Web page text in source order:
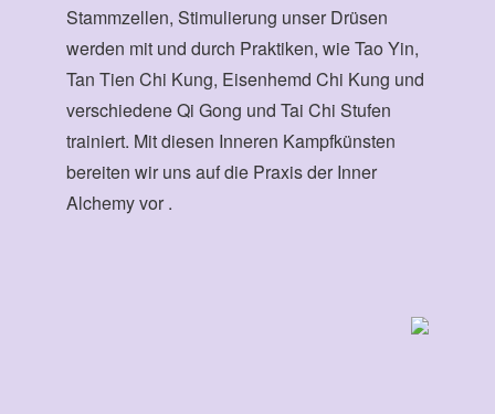
Stammzellen, Stimulierung unser Drüsen
werden mit und durch Praktiken, wie Tao Yin,
Tan Tien Chi Kung, Eisenhemd Chi Kung und
verschiedene Qi Gong und Tai Chi Stufen
trainiert. Mit diesen Inneren Kampfkünsten
bereiten wir uns auf die Praxis der Inner
Alchemy vor .